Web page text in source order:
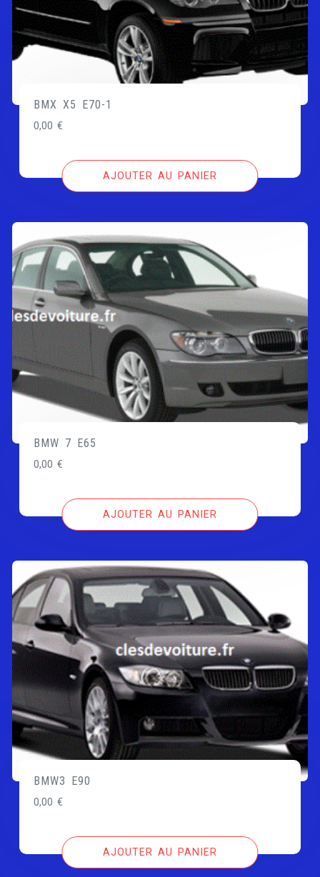
BMX X5 E70-1
0,00€
AJOUTER AU PANIER
BMW 7 E65
0,00€
AJOUTER AU PANIER
BMW3 E90
0,00€
AJOUTER AU PANIER